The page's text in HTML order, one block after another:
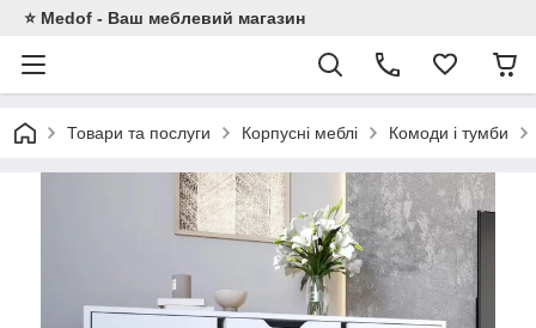
⭐ Medof - Ваш меблевий магазин
Товари та послуги Корпусні меблі Комоди і тумби